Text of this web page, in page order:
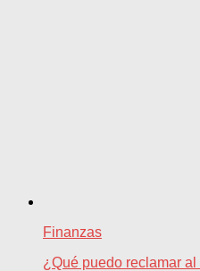
Finanzas
¿Qué puedo reclamar